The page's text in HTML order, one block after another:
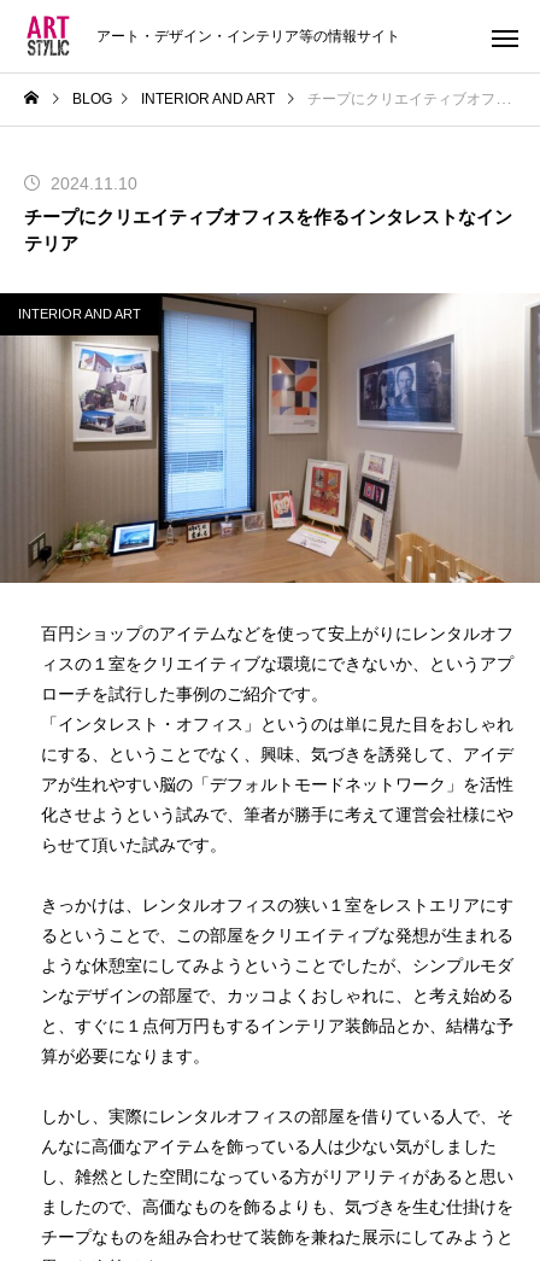
アート・デザイン・インテリア等の情報サイト
BLOG INTERIOR AND ART チープにクリエイティブオフィスを作るインタレストなインテリア
2024.11.10
チープにクリエイティブオフィスを作るインタレストなイン
テリア
INTERIOR AND ART
百円ショップのアイテムなどを使って安上がりにレンタルオフ
ィスの１室をクリエイティブな環境にできないか、というアプ
ローチを試行した事例のご紹介です。
「インタレスト・オフィス」というのは単に見た目をおしゃれ
にする、ということでなく、興味、気づきを誘発して、アイデ
アが生れやすい脳の「デフォルトモードネットワーク」を活性
化させようという試みで、筆者が勝手に考えて運営会社様にや
らせて頂いた試みです。
きっかけは、レンタルオフィスの狭い１室をレストエリアにす
るということで、この部屋をクリエイティブな発想が生まれる
ような休憩室にしてみようということでしたが、シンプルモダ
ンなデザインの部屋で、カッコよくおしゃれに、と考え始める
と、すぐに１点何万円もするインテリア装飾品とか、結構な予
算が必要になります。
しかし、実際にレンタルオフィスの部屋を借りている人で、そ
んなに高価なアイテムを飾っている人は少ない気がしました
し、雑然とした空間になっている方がリアリティがあると思い
ましたので、高価なものを飾るよりも、気づきを生む仕掛けを
チープなものを組み合わせて装飾を兼ねた展示にしてみようと